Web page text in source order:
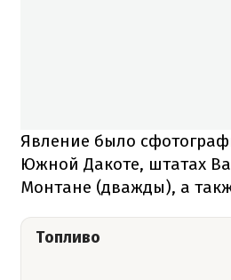
Явление было
Южной Дакоте, штатах
Монтане (дважды), а
Топливо